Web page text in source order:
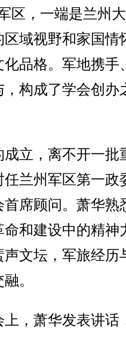
，一端是兰州
域视野和家国情
品格。军地携手
构成了学会创办
立，离不开一批
兰州军区第一政
席顾问。萧华熟
和建设中的精神
文坛，军旅经历
。
，萧华发表讲话